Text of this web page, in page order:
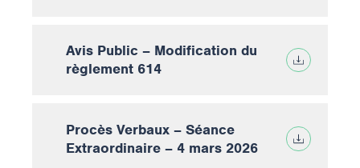
Avis Public – Modification du
règlement 614
Procès Verbaux – Séance
Extraordinaire – 4 mars 2026